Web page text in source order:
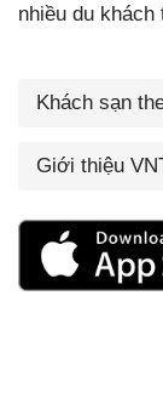
nhiều du
Khách sạn
Giới thiệu